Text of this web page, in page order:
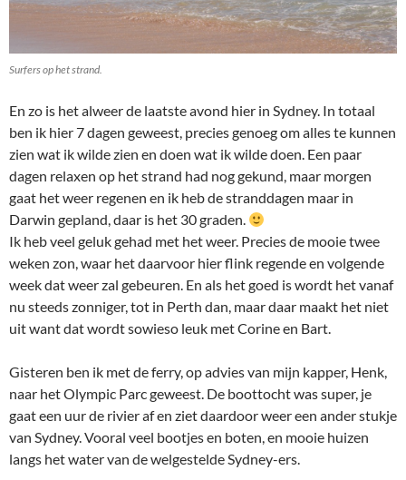
Surfers op het strand.
En zo is het alweer de laatste avond hier in Sydney. In totaal
ben ik hier 7 dagen geweest, precies genoeg om alles te kunnen
zien wat ik wilde zien en doen wat ik wilde doen. Een paar
dagen relaxen op het strand had nog gekund, maar morgen
gaat het weer regenen en ik heb de stranddagen maar in
Darwin gepland, daar is het 30 graden.
Ik heb veel geluk gehad met het weer. Precies de mooie twee
weken zon, waar het daarvoor hier flink regende en volgende
week dat weer zal gebeuren. En als het goed is wordt het vanaf
nu steeds zonniger, tot in Perth dan, maar daar maakt het niet
uit want dat wordt sowieso leuk met Corine en Bart.
Gisteren ben ik met de ferry, op advies van mijn kapper, Henk,
naar het Olympic Parc geweest. De boottocht was super, je
gaat een uur de rivier af en ziet daardoor weer een ander stukje
van Sydney. Vooral veel bootjes en boten, en mooie huizen
langs het water van de welgestelde Sydney-ers.